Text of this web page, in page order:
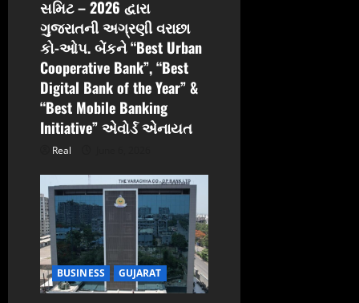
સમિટ – 2026 દ્વારા
ગુજરાતની અગ્રણી વરાછા
કો-ઓપ. બેંકને “Best Urban
Cooperative Bank”, “Best
Digital Bank of the Year” &
“Best Mobile Banking
Initiative” એવોર્ડ એનાયત
Real
BUSINESS GUJARAT